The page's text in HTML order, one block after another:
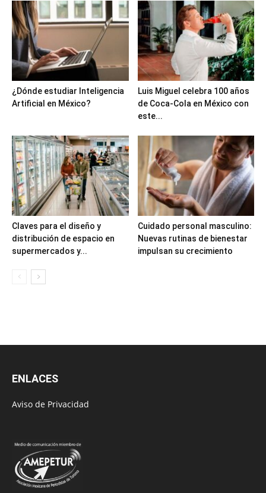
¿Dónde estudiar Inteligencia
Artificial en México?
Luis Miguel celebra 100 años
de Coca-Cola en México con
este...
Claves para el diseño y
distribución de espacio en
supermercados y...
Cuidado personal masculino:
Nuevas rutinas de bienestar
impulsan su crecimiento
ENLACES
Aviso de Privacidad